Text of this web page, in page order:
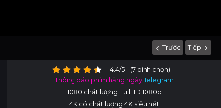
Trước Tiếp
4.4/5 - (7 bình chọn)
Thông báo phim hằng ngàyTelegram
1080 chất lượng FullHD 1080p
4K có chất lượng 4K siêu nét